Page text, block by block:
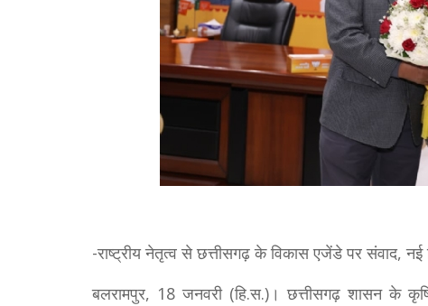
-राष्ट्रीय नेतृत्व से छत्तीसगढ़ के विकास एजेंडे पर संवाद,
बलरामपुर, 18 जनवरी (हि.स.)। छत्तीसगढ़ शासन के कृषि